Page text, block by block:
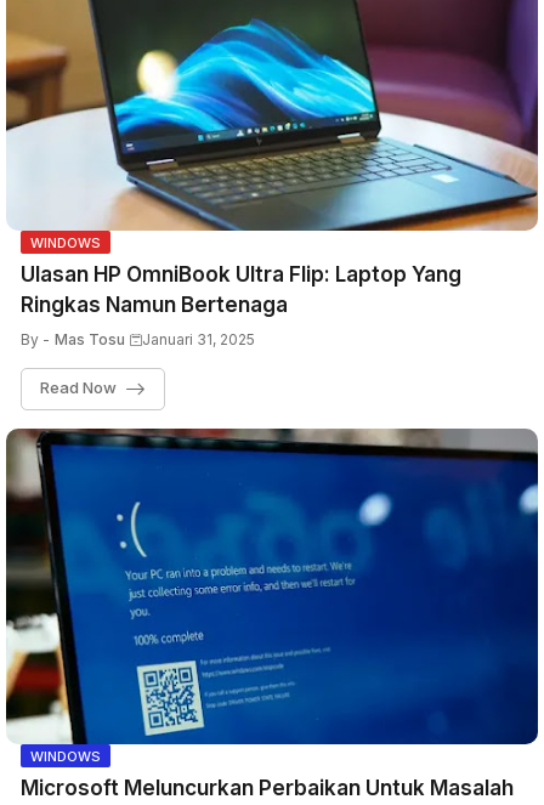
WINDOWS
Ulasan HP OmniBook Ultra Flip: Laptop Yang
Ringkas Namun Bertenaga
By - Mas Tosu Januari 31, 2025
Read Now
WINDOWS
Microsoft Meluncurkan Perbaikan Untuk Masalah